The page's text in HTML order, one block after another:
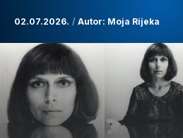
02.07.2026. Autor: Moja Rijeka